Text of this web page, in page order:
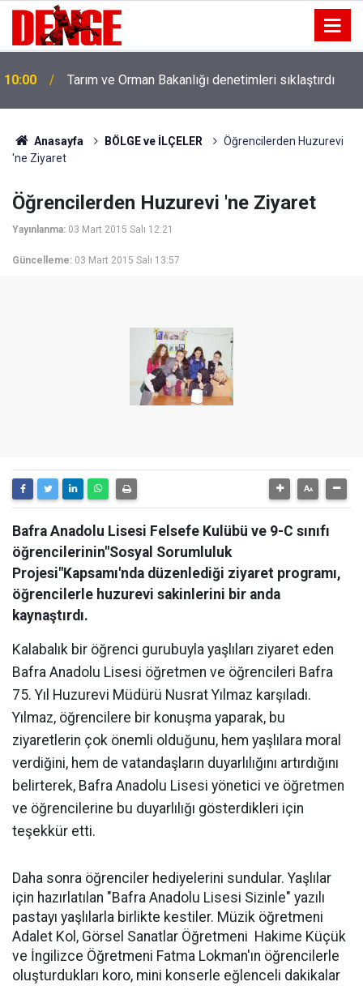
10:00 Tarım ve Orman Bakanlığı denetimleri sıklaştırdı
Anasayfa BÖLGE ve İLÇELER
Öğrencilerden Huzurevi
'ne Ziyaret
Öğrencilerden Huzurevi 'ne Ziyaret
Yayınlanma: 03 Mart 2015 Salı 12:21
Güncelleme: 03 Mart 2015 Salı 13:57
Bafra Anadolu Lisesi Felsefe Kulübü ve 9-C sınıfı
öğrencilerinin"Sosyal Sorumluluk
Projesi"Kapsamı'nda düzenlediği ziyaret programı,
öğrencilerle huzurevi sakinlerini bir anda
kaynaştırdı.
Kalabalık bir öğrenci gurubuyla yaşlıları ziyaret eden
Bafra Anadolu Lisesi öğretmen ve öğrencileri Bafra
75. Yıl Huzurevi Müdürü Nusrat Yılmaz karşıladı.
Yılmaz, öğrencilere bir konuşma yaparak, bu
ziyaretlerin çok önemli olduğunu, hem yaşlılara moral
verdiğini, hem de vatandaşların duyarlılığını artırdığını
belirterek, Bafra Anadolu Lisesi yönetici ve öğretmen
ve öğrencilerine bu duyarlılığı gösterdikleri için
teşekkür etti.
Daha sonra öğrenciler hediyelerini sundular. Yaşlılar
için hazırlatılan "Bafra Anadolu Lisesi Sizinle" yazılı
pastayı yaşlılarla birlikte kestiler. Müzik öğretmeni
Adalet Kol, Görsel Sanatlar Öğretmeni Hakime Küçük
ve İngilizce Öğretmeni Fatma Lokman'ın öğrencilerle
oluşturdukları koro, mini konserle eğlenceli dakikalar